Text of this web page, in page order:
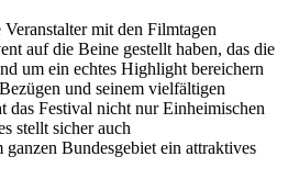
Veranstalter mit den Filmtagen
auf die Beine gestellt haben, das die
um ein echtes Highlight bereichern
und seinem vielfältigen
das Festival nicht nur Einheimischen
stellt sicher auch
Bundesgebiet ein attraktives